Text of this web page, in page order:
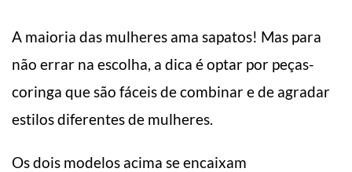
A maioria das mulheres ama sapatos! Mas para
não errar na escolha, a dica é optar por peças-
coringa que são fáceis de combinar e de agradar
estilos diferentes de mulheres.
Os dois modelos acima se encaixam